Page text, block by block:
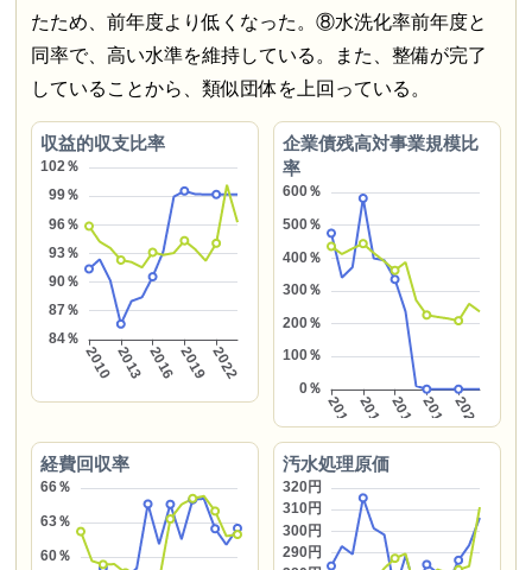
たため、前年度より低くなった。⑧水洗化率前年度と
同率で、高い水準を維持している。また、整備が完了
していることから、類似団体を上回っている。
収益的収支比率
企業債残高対事業規模比
率
経費回収率 汚水処理原価